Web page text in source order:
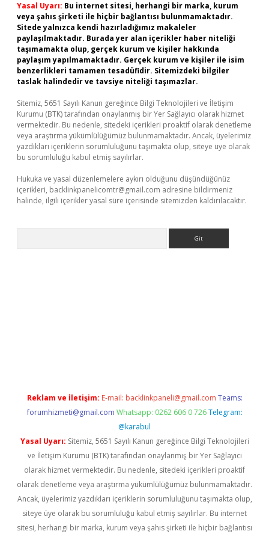
Yasal Uyarı: Bu internet sitesi, herhangi bir marka, kurum
veya şahıs şirketi ile hiçbir bağlantısı bulunmamaktadır.
Sitede yalnızca kendi hazırladığımız makaleler
paylaşılmaktadır. Burada yer alan içerikler haber niteliği
taşımamakta olup, gerçek kurum ve kişiler hakkında
paylaşım yapılmamaktadır. Gerçek kurum ve kişiler ile isim
benzerlikleri tamamen tesadüfidir. Sitemizdeki bilgiler
taslak halindedir ve tavsiye niteliği taşımazlar.
Sitemiz, 5651 Sayılı Kanun gereğince Bilgi Teknolojileri ve İletişim
Kurumu (BTK) tarafından onaylanmış bir Yer Sağlayıcı olarak hizmet
vermektedir. Bu nedenle, sitedeki içerikleri proaktif olarak denetleme
veya araştırma yükümlülüğümüz bulunmamaktadır. Ancak, üyelerimiz
yazdıkları içeriklerin sorumluluğunu taşımakta olup, siteye üye olarak
bu sorumluluğu kabul etmiş sayılırlar.
Hukuka ve yasal düzenlemelere aykırı olduğunu düşündüğünüz
içerikleri, backlinkpanelicomtr@gmail.com adresine bildirmeniz
halinde, ilgili içerikler yasal süre içerisinde sitemizden kaldırılacaktır.
Reklam ve İletişim: E-mail: backlinkpaneli@gmail.com Teams:
forumhizmeti@gmail.com Whatsapp: 0262 606 0 726 Telegram:
@karabul
Yasal Uyarı: Sitemiz, 5651 Sayılı Kanun gereğince Bilgi Teknolojileri
ve İletişim Kurumu (BTK) tarafından onaylanmış bir Yer Sağlayıcı
olarak hizmet vermektedir. Bu nedenle, sitedeki içerikleri proaktif
olarak denetleme veya araştırma yükümlülüğümüz bulunmamaktadır.
Ancak, üyelerimiz yazdıkları içeriklerin sorumluluğunu taşımakta olup,
siteye üye olarak bu sorumluluğu kabul etmiş sayılırlar. Bu internet
sitesi, herhangi bir marka, kurum veya şahıs şirketi ile hiçbir bağlantısı